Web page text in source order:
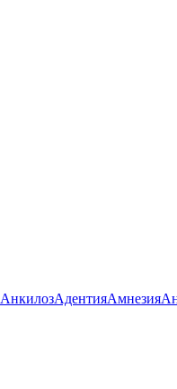
АнкилозАдентияАмнезия